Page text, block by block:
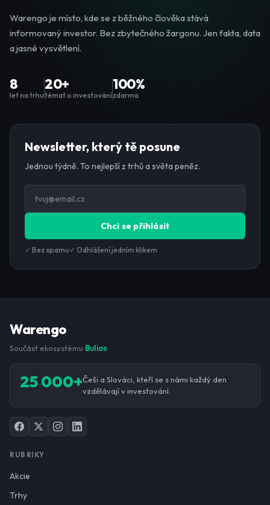
Warengo je místo, kde se z běžného člověka stává
informovaný investor. Bez zbytečného žargonu. Jen fakta, data
a jasné vysvětlení.
8
let na trhu
20+
témat o investování
100%
zdarma
Newsletter, který tě posune
Jednou týdně. To nejlepší z trhů a světa peněz.
Chci se přihlásit
✓ Bez spamu ✓ Odhlášení jedním klikem
Warengo
Součást ekosystému Bulios
25 000+Češi a Slováci, kteří se s námi každý den
vzdělávají v investování.
RUBRIKY
Akcie
Trhy